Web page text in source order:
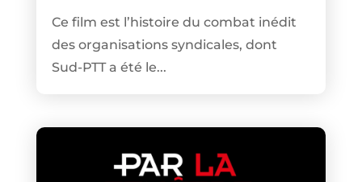
Ce film est l’histoire du combat inédit
des organisations syndicales, dont
Sud-PTT a été le...